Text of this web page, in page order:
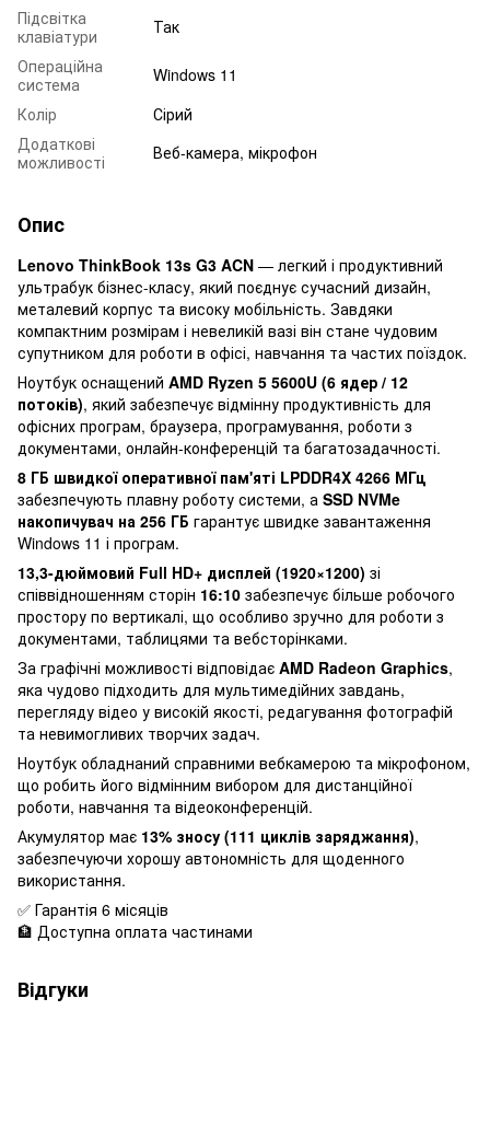
Підсвітка
клавіатури
Так
Операційна
система
Windows 11
Колір
Сірий
Додаткові
можливості
Веб-камера, мікрофон
Опис
Lenovo ThinkBook 13s G3 ACN — легкий і продуктивний
ультрабук бізнес-класу, який поєднує сучасний дизайн,
металевий корпус та високу мобільність. Завдяки
компактним розмірам і невеликій вазі він стане чудовим
супутником для роботи в офісі, навчання та частих поїздок.
Ноутбук оснащений AMD Ryzen 5 5600U (6 ядер / 12
потоків), який забезпечує відмінну продуктивність для
офісних програм, браузера, програмування, роботи з
документами, онлайн-конференцій та багатозадачності.
8 ГБ швидкої оперативної пам'яті LPDDR4X 4266 МГц
забезпечують плавну роботу системи, а SSD NVMe
накопичувач на 256 ГБ гарантує швидке завантаження
Windows 11 і програм.
13,3-дюймовий Full HD+ дисплей (1920×1200) зі
співвідношенням сторін 16:10 забезпечує більше робочого
простору по вертикалі, що особливо зручно для роботи з
документами, таблицями та вебсторінками.
За графічні можливості відповідає AMD Radeon Graphics,
яка чудово підходить для мультимедійних завдань,
перегляду відео у високій якості, редагування фотографій
та невимогливих творчих задач.
Ноутбук обладнаний справними вебкамерою та мікрофоном,
що робить його відмінним вибором для дистанційної
роботи, навчання та відеоконференцій.
Акумулятор має 13% зносу (111 циклів заряджання),
забезпечуючи хорошу автономність для щоденного
використання.
✅ Гарантія 6 місяців
🏦 Доступна оплата частинами
Відгуки